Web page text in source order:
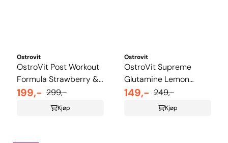
Ostrovit
OstroVit Post Workout
Formula Strawberry &
Berry 500g
199,- 299,-
Kjøp
Ostrovit
OstroVit Supreme
Glutamine Lemon
300g
149,- 249,-
Kjøp